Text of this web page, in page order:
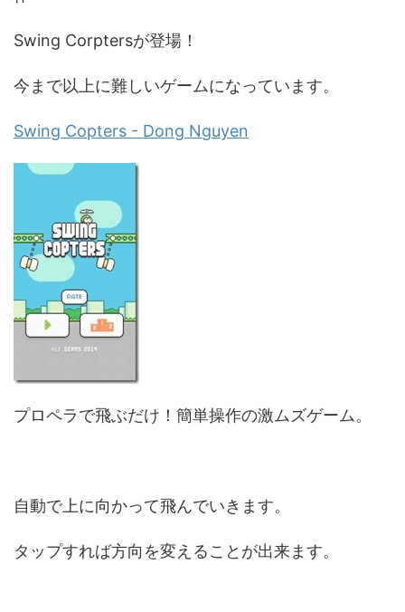
Swing Corptersが登場！
今まで以上に難しいゲームになっています。
Swing Copters - Dong Nguyen
プロペラで飛ぶだけ！簡単操作の激ムズゲーム。
自動で上に向かって飛んでいきます。
タップすれば方向を変えることが出来ます。